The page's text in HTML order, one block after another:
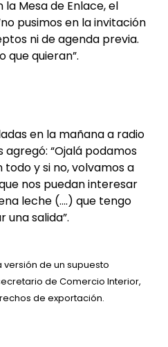
Mesa de Enlace, el
pusimos en la invitación
ni de agenda previa.
que quieran”.
en la mañana a radio
“Ojalá podamos
y si no, volvamos a
nos puedan interesar
leche (….) que tengo
salida”.
versión de un supuesto
de Comercio Interior,
de exportación.